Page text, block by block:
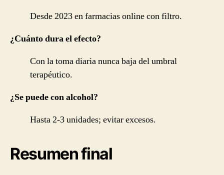
Desde 2023 en farmacias online con filtro.
¿Cuánto dura el efecto?
Con la toma diaria nunca baja del umbral
terapéutico.
¿Se puede con alcohol?
Hasta 2-3 unidades; evitar excesos.
Resumen final